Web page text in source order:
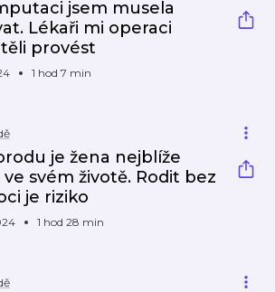
jsem musela
Lékaři mi operaci
provést
1 hod 7 min
je žena nejblíže
svém životě. Rodit bez
je riziko
1 hod 28 min